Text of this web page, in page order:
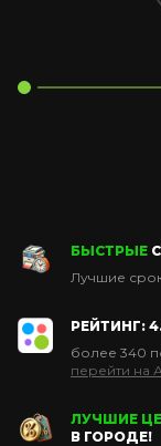
БЫСТРЫЕ
Лучшие
РЕЙТИНГ:
более 340
перейти на
ЛУЧШИЕ
В ГОРОДЕ!